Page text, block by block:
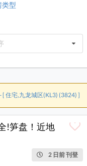
类型
[ 住宅,九龙城区(KL3) (3824) ]
!笋盘！近地
2 日前 刊登